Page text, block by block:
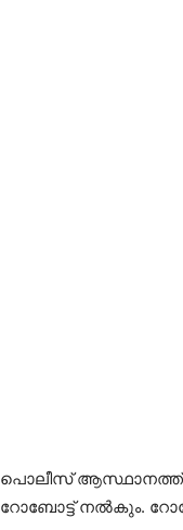
പൊലീസ് ആസ്ഥാനത്ത്
റോബോട്ട് നല്‍കും.